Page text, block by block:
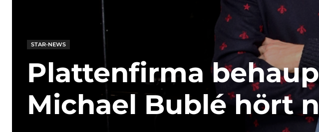
STAR-NEWS
Plattenfirma
Michael Bublé hört